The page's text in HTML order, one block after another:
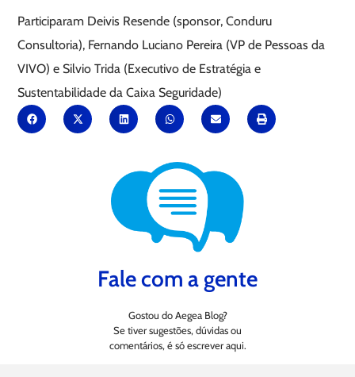
Participaram Deivis Resende (sponsor, Conduru
Consultoria), Fernando Luciano Pereira (VP de Pessoas da
VIVO) e Silvio Trida (Executivo de Estratégia e
Sustentabilidade da Caixa Seguridade)
Fale com a gente
Gostou do Aegea Blog?
Se tiver sugestões, dúvidas ou
comentários, é só escrever aqui.